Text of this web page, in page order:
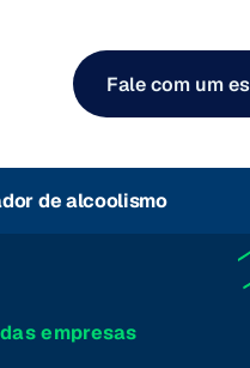
Fale com um
de alcoolismo
empresas